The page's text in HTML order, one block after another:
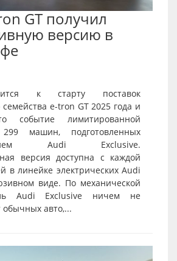
GT получил
версию в
к старту поставок
e-tron GT 2025 года и
событие лимитированной
машин, подготовленных
Audi Exclusive.
версия доступна с каждой
в линейке электрических Audi
виде. По механической
Audi Exclusive ничем не
обычных авто,...